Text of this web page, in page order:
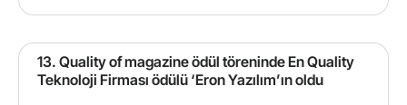
13. Quality of magazine ödül töreninde En Quality
Teknoloji Firması ödülü ‘Eron Yazılım’ın oldu